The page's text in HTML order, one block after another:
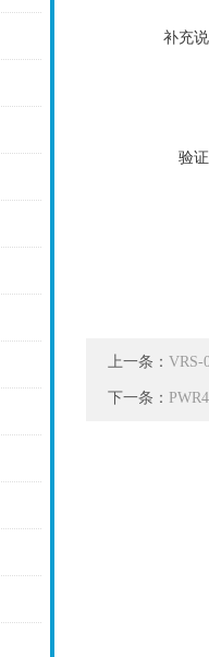
补充
验
上一条： VRS-
下一条：